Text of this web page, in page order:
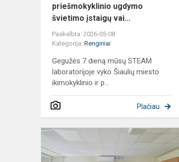
priešmokyklinio ugdymo
švietimo įstaigų vai...
Paskelbta: 2026-05-08
Kategorija: Renginiai
Gegužės 7 dieną mūsų STEAM
laboratorijoje vyko Šiaulių miesto
ikimokyklinio ir p...
Plačiau